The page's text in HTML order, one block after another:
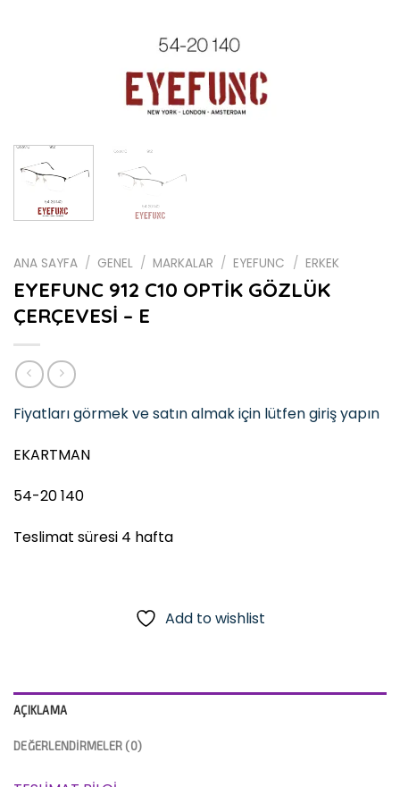
ANA SAYFA / GENEL / MARKALAR / EYEFUNC / ERKEK
EYEFUNC 912 C10 OPTİK GÖZLÜK
ÇERÇEVESİ – E
Fiyatları görmek ve satın almak için lütfen giriş yapın
EKARTMAN
54-20 140
Teslimat süresi 4 hafta
Add to wishlist
AÇIKLAMA
DEĞERLENDIRMELER (0)